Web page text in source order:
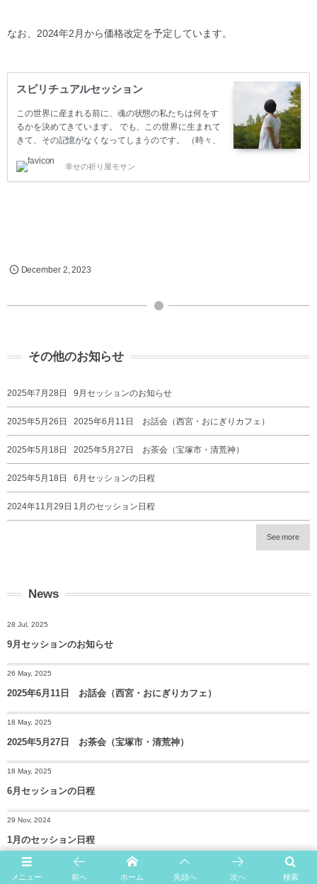
なお、2024年2月から価格改定を予定しています。
スピリチュアルセッション
この世界に産まれる前に、魂の状態の私たちは何をす
るかを決めてきています。 でも、この世界に生まれて
きて、その記憶がなくなってしまうのです。 （時々、
きるにつれて、自分が光の存在であることも、何をし
に生まれてきたか、光の存在同志でしてきた約束も全
を責めてい…
幸せの祈り屋モサン
December 2,2023
その他のお知らせ
2025年7月28日 9月セッションのお知らせ
2025年5月26日 2025年6月11日 お話会（西宮・おにぎりカフェ）
2025年5月18日 2025年5月27日 お茶会（宝塚市・清荒神）
2025年5月18日 6月セッションの日程
2024年11月29日 1月のセッション日程
See more
News
28 Jul, 2025
9月セッションのお知らせ
26 May, 2025
2025年6月11日 お話会（西宮・おにぎりカフェ）
18 May, 2025
2025年5月27日 お茶会（宝塚市・清荒神）
18 May, 2025
6月セッションの日程
29 Nov, 2024
1月のセッション日程
More
メニュー 検索
前へ ホーム 先頭へ 次へ